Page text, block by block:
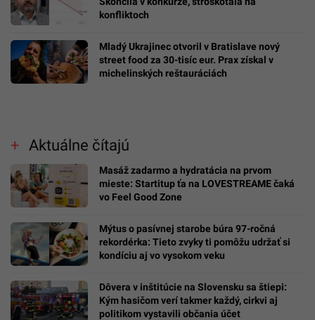
konfliktoch
Mladý Ukrajinec otvoril v Bratislave nový
street food za 30-tisíc eur. Prax získal v
michelinských reštauráciách
Aktuálne čítajú
Masáž zadarmo a hydratácia na prvom
mieste: Startitup ťa na LOVESTREAME čaká
vo Feel Good Zone
Mýtus o pasívnej starobe búra 97-ročná
rekordérka: Tieto zvyky ti pomôžu udržať si
kondíciu aj vo vysokom veku
Dôvera v inštitúcie na Slovensku sa štiepi:
Kým hasičom verí takmer každý, cirkvi aj
politikom vystavili občania účet